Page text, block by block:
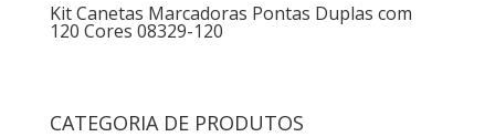
Kit Canetas Marcadoras Pontas Duplas com
120 Cores 08329-120
CATEGORIA DE PRODUTOS